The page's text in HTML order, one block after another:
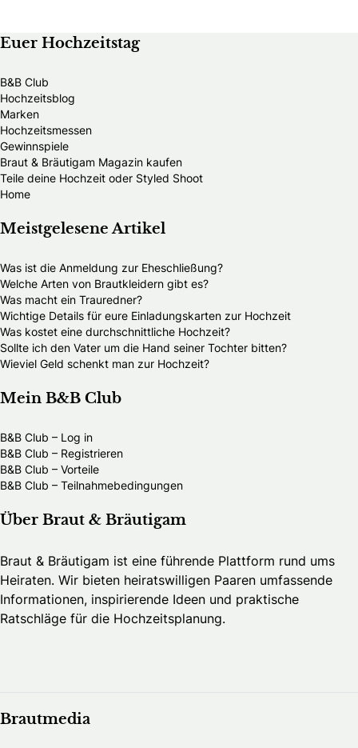
Euer Hochzeitstag
B&B Club
Hochzeitsblog
Marken
Hochzeitsmessen
Gewinnspiele
Braut & Bräutigam Magazin kaufen
Teile deine Hochzeit oder Styled Shoot
Home
Meistgelesene Artikel
Was ist die Anmeldung zur Eheschließung?
Welche Arten von Brautkleidern gibt es?
Was macht ein Trauredner?
Wichtige Details für eure Einladungskarten zur Hochzeit
Was kostet eine durchschnittliche Hochzeit?
Sollte ich den Vater um die Hand seiner Tochter bitten?
Wieviel Geld schenkt man zur Hochzeit?
Mein B&B Club
B&B Club – Log in
B&B Club – Registrieren
B&B Club – Vorteile
B&B Club – Teilnahmebedingungen
Über Braut & Bräutigam
Braut & Bräutigam ist eine führende Plattform rund ums
Heiraten. Wir bieten heiratswilligen Paaren umfassende
Informationen, inspirierende Ideen und praktische
Ratschläge für die Hochzeitsplanung.
Brautmedia